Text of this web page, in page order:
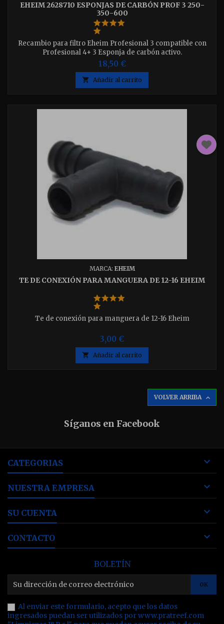
EHEIM 2628710 ESPONJAS DE CARBÓN PROF 3 250-
350-600
Recambio para filtro Eheim Profesional 3 compatible con
Profesional 4+ 3 Esponja de carbón activo.
18,50 €
 Añadir al carrito
MARCA: EHEIM
TE DE CONEXIÓN PARA MANGUERA DE 12-16 EHEIM
Te de conexión para manguera de 12-16 Eheim
3,00 €
 Añadir al carrito
VOLVER ARRIBA 
Síganos en Facebook
CATEGORIAS 
NUESTRA EMPRESA 
SU CUENTA 
CONTACTO 
BOLETÍN
Al enviar este formulario, acepto que los datos
ingresados puedan ser utilizados por www.pratreef.com